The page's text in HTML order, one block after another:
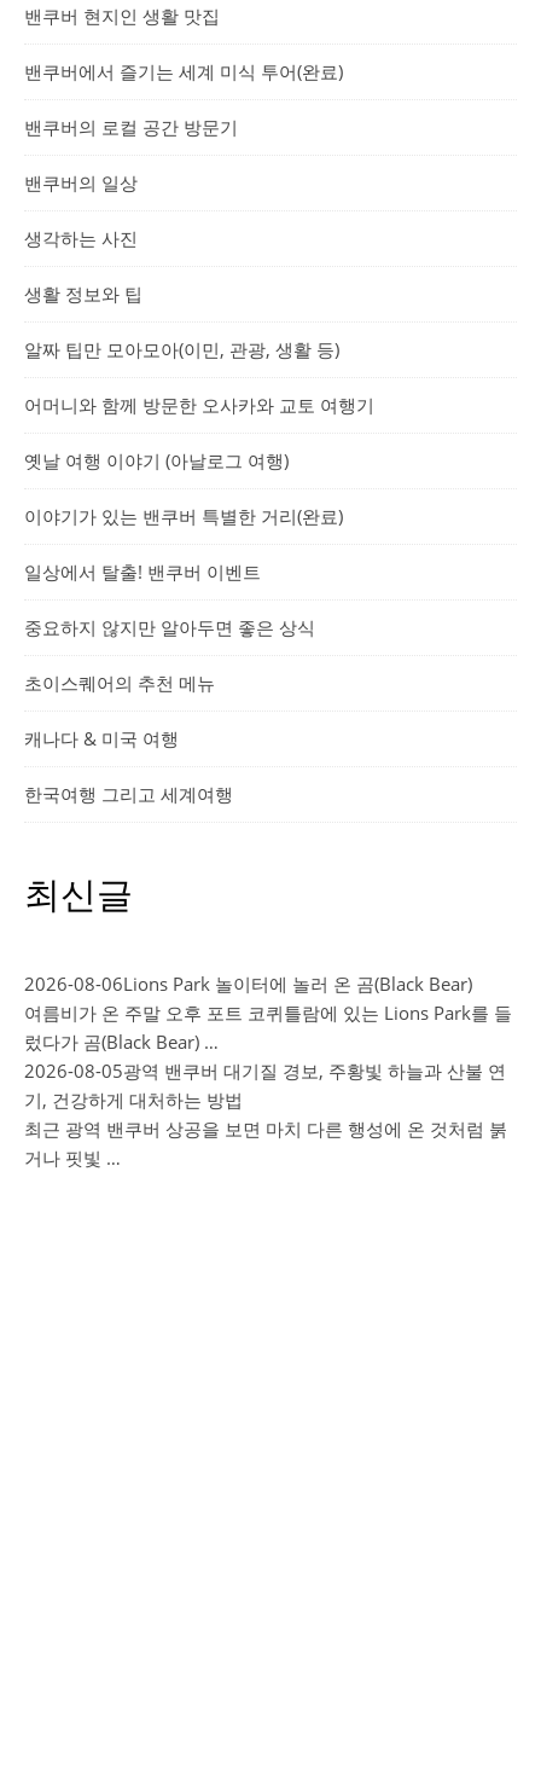
밴쿠버 현지인 생활 맛집
밴쿠버에서 즐기는 세계 미식 투어(완료)
밴쿠버의 로컬 공간 방문기
밴쿠버의 일상
생각하는 사진
생활 정보와 팁
알짜 팁만 모아모아(이민, 관광, 생활 등)
어머니와 함께 방문한 오사카와 교토 여행기
옛날 여행 이야기 (아날로그 여행)
이야기가 있는 밴쿠버 특별한 거리(완료)
일상에서 탈출! 밴쿠버 이벤트
중요하지 않지만 알아두면 좋은 상식
초이스퀘어의 추천 메뉴
캐나다 & 미국 여행
한국여행 그리고 세계여행
최신글
2026-08-06Lions Park 놀이터에 놀러 온 곰(Black Bear)
여름비가 온 주말 오후 포트 코퀴틀람에 있는 Lions Park를 들
렀다가 곰(Black Bear) …
2026-08-05광역 밴쿠버 대기질 경보, 주황빛 하늘과 산불 연
기, 건강하게 대처하는 방법
최근 광역 밴쿠버 상공을 보면 마치 다른 행성에 온 것처럼 붉
거나 핏빛 …